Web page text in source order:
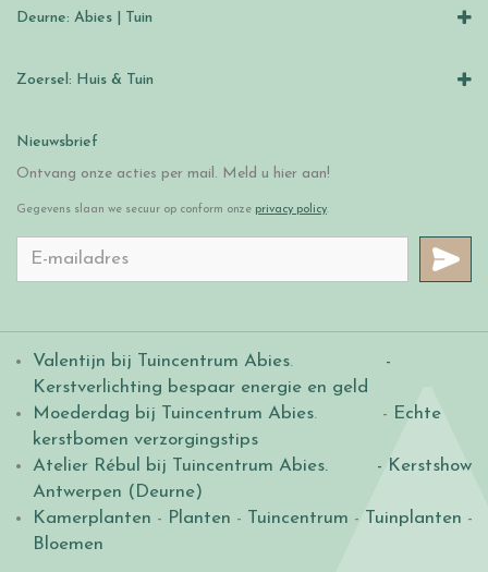
Deurne: Abies | Tuin
Zoersel: Huis & Tuin
Nieuwsbrief
Ontvang onze acties per mail. Meld u hier aan!
Gegevens slaan we secuur op conform onze privacy policy.
Valentijn bij Tuincentrum Abies.
-
Kerstverlichting bespaar energie en geld
Moederdag bij Tuincentrum Abies. - Echte
kerstbomen verzorgingstips
Atelier Rébul bij Tuincentrum Abies.
- Kerstshow
Antwerpen (Deurne)
Kamerplanten - Planten - Tuincentrum - Tuinplanten -
Bloemen